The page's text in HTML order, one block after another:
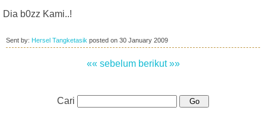
Dia b0zz Kami..!
Sent by: Hersel Tangketasik posted on 30 January 2009
«« sebelum berikut »»
Cari